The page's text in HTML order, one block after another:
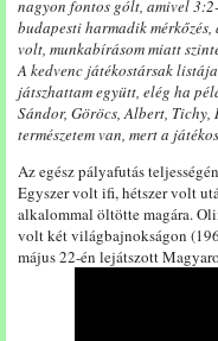
nagyon fontos gólt, amivel
budapesti harmadik
volt, munkabírásom miatt
A kedvenc játékostársak
játszhattam együtt, elég ha
Sándor, Göröcs, Albert, Tichy,
természetem van, mert a
Az egész pályafutás
Egyszer volt ifi, hétszer volt
alkalommal öltötte magára.
volt két világbajnokságon
május 22-én lejátszott